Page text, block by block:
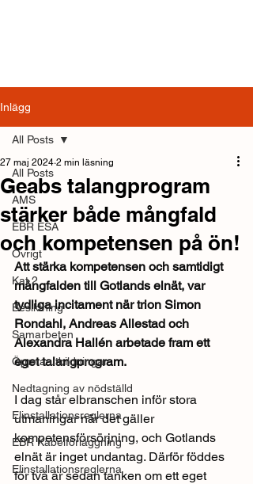
Inlägg
All Posts
AMS
EBR ESA
Övrigt
Kat 2
Besiktning
Samarbeten
Öppna utbildningar
Nedtagning av nödställd
Elinstallationsreglerna
EBR Kabelförläggning
Elinstallationsreglerna
All Posts
Geabs talangprogram
stärker både mångfald
och kompetensen på ön!
27 maj 2024 2 min läsning
Att stärka kompetensen och samtidigt
mångfalden till Gotlands elnät, var
tydliga incitament när trion Simon
Rondahl, Andreas Allestad och
Alexandra Hallén arbetade fram ett
eget talangprogram.
I dag står elbranschen inför stora
utmaningar när det gäller
kompetensförsörjning, och Gotlands
elnät är inget undantag. Därför föddes
för två år sedan tanken om ett eget